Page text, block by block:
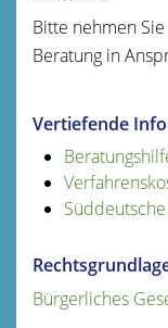
Bitte nehmen
Beratung in
Vertiefende
Bürgerliches